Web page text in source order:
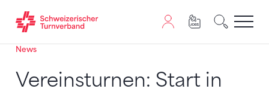
Zum Inhalt springen
Zur Sitemap navigieren
Zum Navigieren dieser Seite wird JavaScript benötigt.
News
Vereinsturnen: Start in